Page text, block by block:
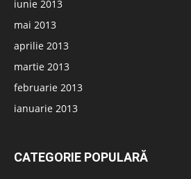
iunie 2013
mai 2013
aprilie 2013
martie 2013
februarie 2013
ianuarie 2013
CATEGORIE POPULARĂ